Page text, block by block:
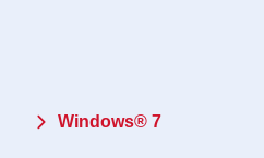
Windows® 7